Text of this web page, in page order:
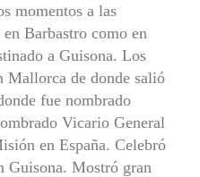
momentos a las
Barbastro como en
a Guisona. Los
Mallorca de donde salió
fue nombrado
Vicario General
en España. Celebró
Guisona. Mostró gran